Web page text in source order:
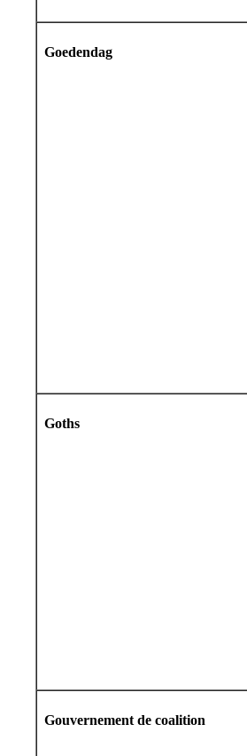
Goedendag
Goths
Gouvernement de coalition